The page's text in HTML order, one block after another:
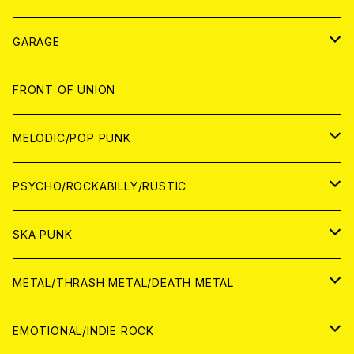
ANALOG
GARAGE
JAPAN
アナログ
CD
WORLD
アナログ
CD
FRONT OF UNION
MELODIC/POP PUNK
JAPAN
CD
ANALOG
WORLD
CD
ANALOG
PSYCHO/ROCKABILLY/RUSTIC
JAPAN
CD
ANALOG
WORLD
CD
SKA PUNK
JAPAN
CD
WORLD
METAL/THRASH METAL/DEATH METAL
JAPAN
EMOTIONAL/INDIE ROCK